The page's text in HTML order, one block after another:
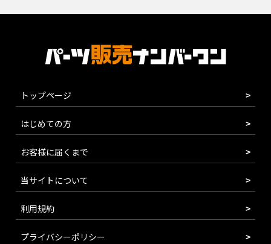
トップページ
はじめての方
お客様に届くまで
当サイトについて
利用規約
プライバシーポリシー